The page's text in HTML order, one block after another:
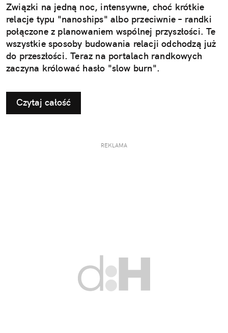
Związki na jedną noc, intensywne, choć krótkie
relacje typu "nanoships" albo przeciwnie – randki
połączone z planowaniem wspólnej przyszłości. Te
wszystkie sposoby budowania relacji odchodzą już
do przeszłości. Teraz na portalach randkowych
zaczyna królować hasło "slow burn".
Czytaj całość
REKLAMA